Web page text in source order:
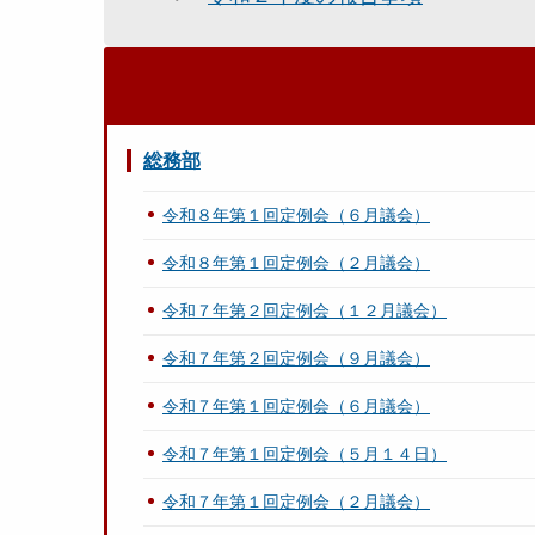
総務部
令和８年第１回定例会（６月議会）
令和８年第１回定例会（２月議会）
令和７年第２回定例会（１２月議会）
令和７年第２回定例会（９月議会）
令和７年第１回定例会（６月議会）
令和７年第１回定例会（５月１４日）
令和７年第１回定例会（２月議会）